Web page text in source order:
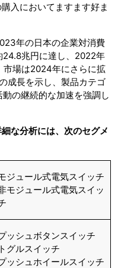
入においてますます好ま
年の日本の企業対消費
24.8兆円に達し、2022年
市場は2024年にさらに拡
成長を示し、製品カテゴ
の継続的な加速を強調し
な分析には、次のセグメ
ジュール式電気スイッチ
モジュール式電気スイッ
ッシュボタンスイッチ
トグルスイッチ
ッシュホイールスイッチ